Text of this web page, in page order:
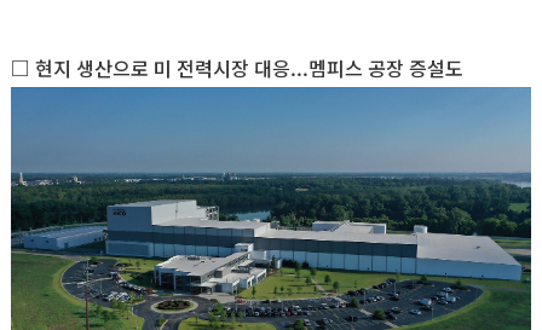
□ 현지 생산으로 미 전력시장 대응...멤피스 공장 증설도